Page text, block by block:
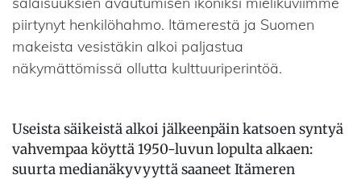
piirtynyt henkilöhahmo. Itämerestä ja Suomen
makeista vesistäkin alkoi paljastua
näkymättömissä ollutta kulttuuriperintöä.
Useista säikeistä alkoi jälkeenpäin katsoen syntyä
vahvempaa köyttä 1950-luvun lopulta alkaen:
suurta medianäkyvyyttä saaneet Itämeren